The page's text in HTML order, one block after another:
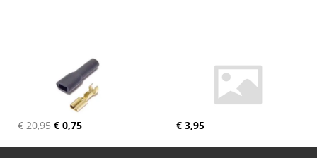
€ 20,95 € 0,75 € 3,95